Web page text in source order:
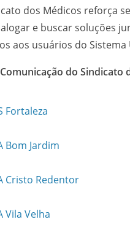
dos Médicos reforça
e buscar soluções
aos usuários do Sistema
do Sindicato
Fortaleza
Bom Jardim
Cristo Redentor
Vila Velha